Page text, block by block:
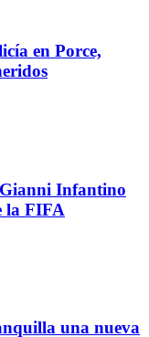
en Porce,
Infantino
la FIFA
una nueva